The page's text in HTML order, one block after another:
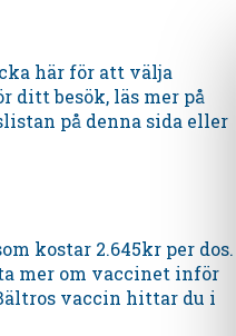
här för att välja
ditt besök, läs mer på
på denna sida eller
kostar 2.645kr per dos.
mer om vaccinet inför
vaccin hittar du i